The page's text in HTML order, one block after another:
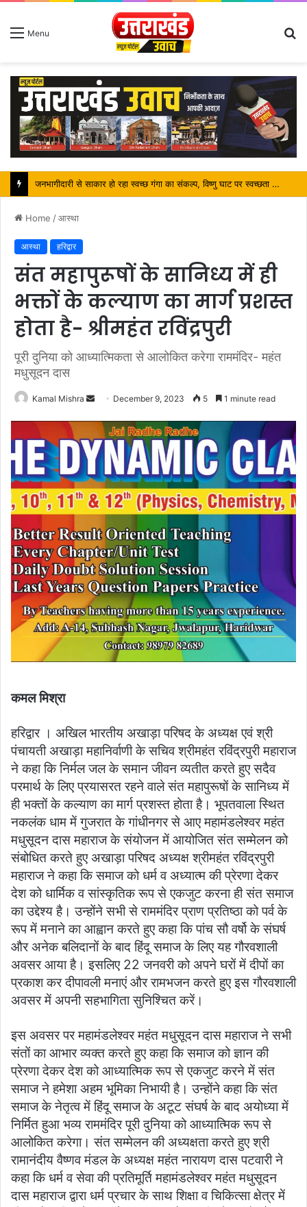
Menu
पर्यटन मंत्री ने किया ट्रैवल एंड टूरिज्म फेयर (TTF) में प्रतिभाग
Home /आस्था
आस्था हरिद्वार
संत महापुरूषों के सानिध्य में ही
भक्तों के कल्याण का मार्ग प्रशस्त
होता है- श्रीमहंत रविंद्रपुरी
पूरी दुनिया को आध्यात्मिकता से आलोकित करेगा राममंदिर- महंत
मधुसूदन दास
Kamal Mishra
Send
email
December 9, 2023 5 1 minute read
कमल मिश्रा
हरिद्वार । अखिल भारतीय अखाड़ा परिषद के अध्यक्ष एवं श्री
पंचायती अखाड़ा महानिर्वाणी के सचिव श्रीमहंत रविंद्रपुरी महाराज
ने कहा कि निर्मल जल के समान जीवन व्यतीत करते हुए सदैव
परमार्थ के लिए प्रयासरत रहने वाले संत महापुरूषों के सानिध्य में
ही भक्तों के कल्याण का मार्ग प्रशस्त होता है। भूपतवाला स्थित
नकलंक धाम में गुजरात के गांधीनगर से आए महामंडलेश्वर महंत
मधुसूदन दास महाराज के संयोजन में आयोजित संत सम्मेलन को
संबोधित करते हुए अखाड़ा परिषद अध्यक्ष श्रीमहंत रविंद्रपुरी
महाराज ने कहा कि समाज को धर्म व अध्यात्म की प्रेरणा देकर
देश को धार्मिक व सांस्कृतिक रूप से एकजुट करना ही संत समाज
का उद्देश्य है। उन्होंने सभी से राममंदिर प्राण प्रतिष्ठा को पर्व के
रूप में मनाने का आह्वान करते हुए कहा कि पांच सौ वर्षो के संघर्ष
और अनेक बलिदानों के बाद हिंदू समाज के लिए यह गौरवशाली
अवसर आया है। इसलिए 22 जनवरी को अपने घरों में दीपों का
प्रकाश कर दीपावली मनाएं और रामभजन करते हुए इस गौरवशाली
अवसर में अपनी सहभागिता सुनिश्चित करें।
इस अवसर पर महामंडलेश्वर महंत मधुसूदन दास महाराज ने सभी
संतों का आभार व्यक्त करते हुए कहा कि समाज को ज्ञान की
प्रेरणा देकर देश को आध्यात्मिक रूप से एकजुट करने में संत
समाज ने हमेशा अहम भूमिका निभायी है। उन्होंने कहा कि संत
समाज के नेतृत्व में हिंदू समाज के अटूट संघर्ष के बाद अयोध्या में
निर्मित हुआ भव्य राममंदिर पूरी दुनिया को आध्यात्मिक रूप से
आलोकित करेगा। संत सम्मेलन की अध्यक्षता करते हुए श्री
रामानंदीय वैष्णव मंडल के अध्यक्ष महंत नारायण दास पटवारी ने
कहा कि धर्म व सेवा की प्रतिमूर्ति महामंडलेश्वर महंत मधुसूदन
दास महाराज द्वारा धर्म प्रचार के साथ शिक्षा व चिकित्सा क्षेत्र में